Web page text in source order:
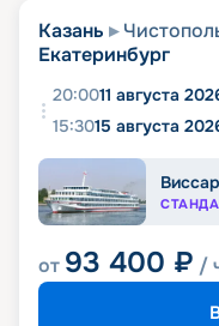
Казань
Екатеринбург
20:0011 августа
15:3015 августа
от 93 400 ₽ /